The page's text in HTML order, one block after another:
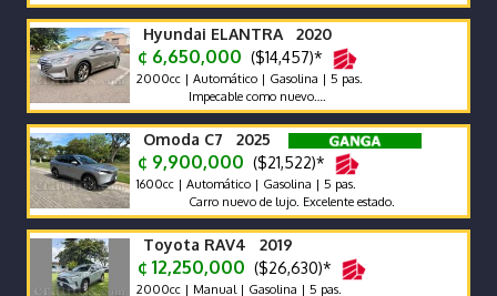
Hyundai ELANTRA 2020
¢ 6,650,000 ($14,457)*
2000cc | Automático | Gasolina | 5 pas.
Impecable como nuevo….
Omoda C7 2025
¢ 9,900,000 ($21,522)*
1600cc | Automático | Gasolina | 5 pas.
Carro nuevo de lujo. Excelente estado.
Toyota RAV4 2019
¢ 12,250,000 ($26,630)*
2000cc | Manual | Gasolina | 5 pas.